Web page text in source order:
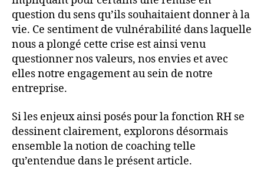
question du sens qu’ils souhaitaient donner à la
vie. Ce sentiment de vulnérabilité dans laquelle
nous a plongé cette crise est ainsi venu
questionner nos valeurs, nos envies et avec
elles notre engagement au sein de notre
entreprise.
Si les enjeux ainsi posés pour la fonction RH se
dessinent clairement, explorons désormais
ensemble la notion de coaching telle
qu’entendue dans le présent article.